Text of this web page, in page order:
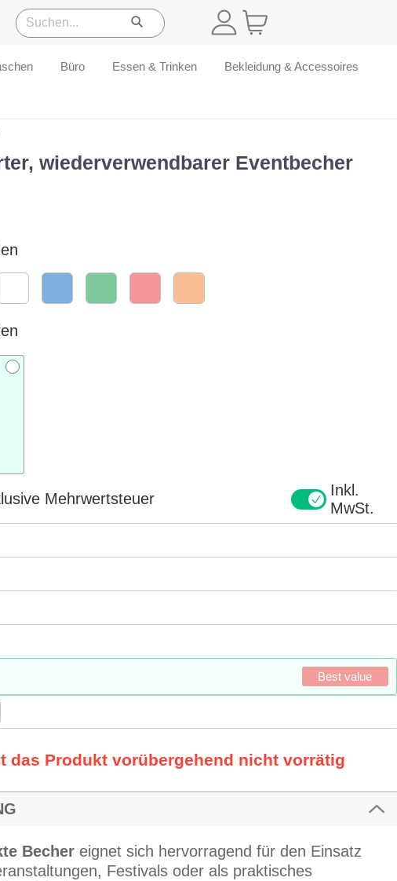
Büro Essen & Trinken Bekleidung & Accessoires
wiederverwendbarer Eventbecher
Mehrwertsteuer
Inkl.
MwSt.
Best value
das Produkt vorübergehend nicht vorrätig
Bechereignet sich hervorragend für den Einsatz
Festivals oder als praktisches